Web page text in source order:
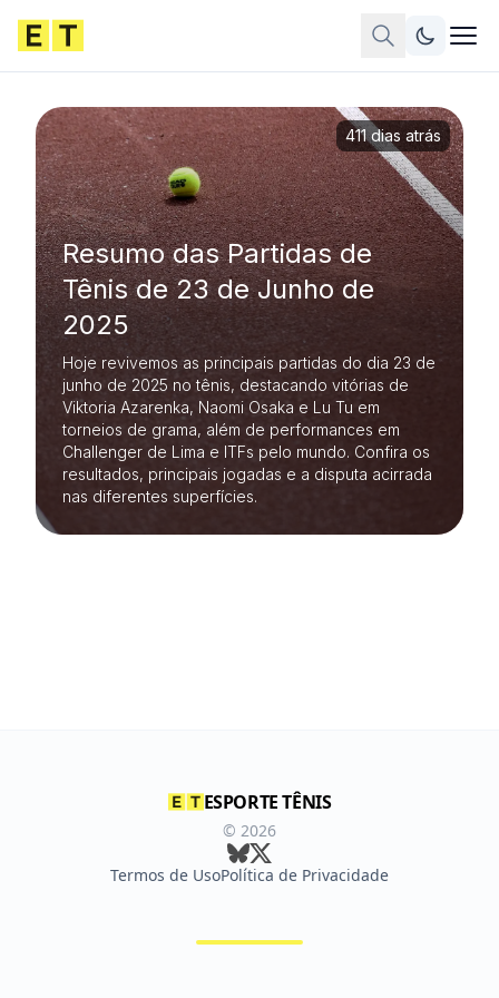
Resumo das Partidas de
Tênis de 23 de Junho de
2025
Hoje revivemos as principais partidas do dia 23 de
junho de 2025 no tênis, destacando vitórias de
Viktoria Azarenka, Naomi Osaka e Lu Tu em
torneios de grama, além de performances em
Challenger de Lima e ITFs pelo mundo. Confira os
resultados, principais jogadas e a disputa acirrada
nas diferentes superfícies.
411 dias atrás
ESPORTE TÊNIS
© 2026
Termos de UsoPolítica de Privacidade